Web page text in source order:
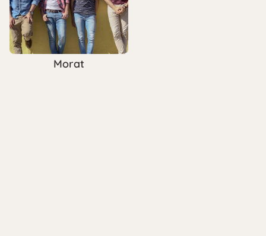
Morat